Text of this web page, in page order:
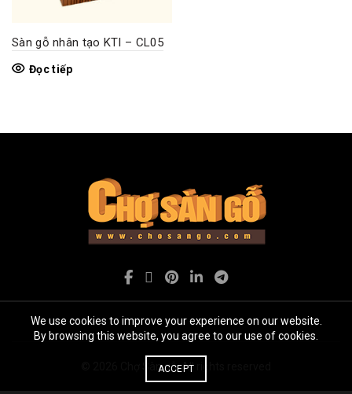
Sàn gỗ nhân tạo KTI – CL05
Đọc tiếp
Chợ Sàn gỗ. All rights reserved
We use cookies to improve your experience on our website.
By browsing this website, you agree to our use of cookies.
ACCEPT